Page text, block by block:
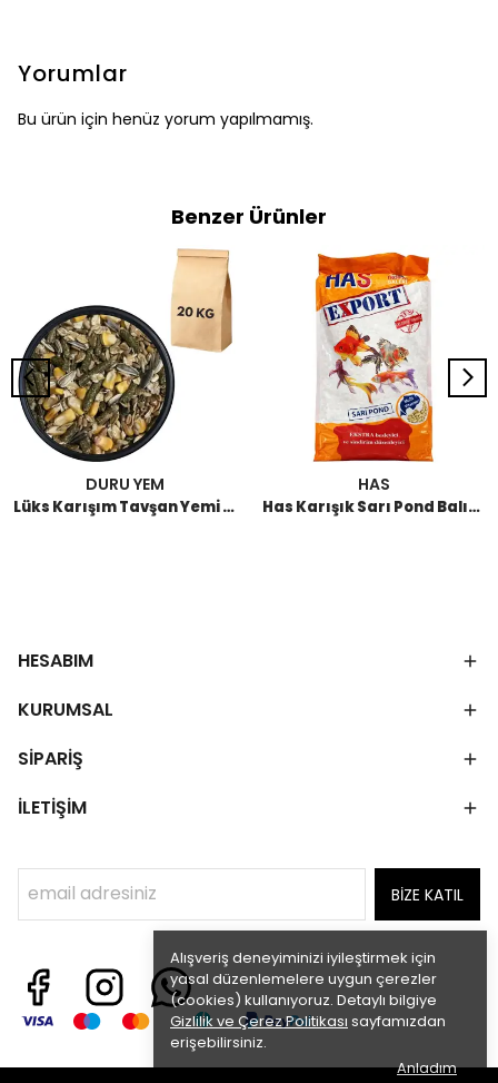
Alışveriş deneyiminizi iyileştirmek için
yasal düzenlemelere uygun çerezler
(cookies) kullanıyoruz. Detaylı bilgiye
Gizlilik ve Çerez Politikası sayfamızdan
erişebilirsiniz.
Anladım
Yorumlar
Bu ürün için henüz yorum yapılmamış.
Benzer Ürünler
DURU YEM
Lüks Karışım Tavşan Yemi 20 KG
HAS
Has Karışık Sarı Pond Balık Yemi 1 KG
HESABIM
KURUMSAL
SİPARİŞ
İLETİŞİM
BİZE KATIL